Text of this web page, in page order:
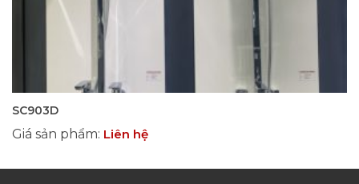
SC903D
Giá sản phẩm: Liên hệ